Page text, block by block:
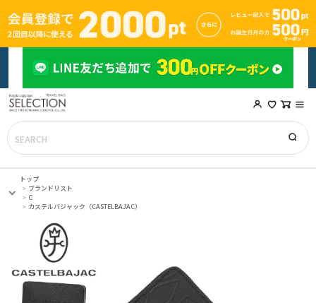
トップ
ブランドリスト
C
カステルバジャック（CASTELBAJAC）